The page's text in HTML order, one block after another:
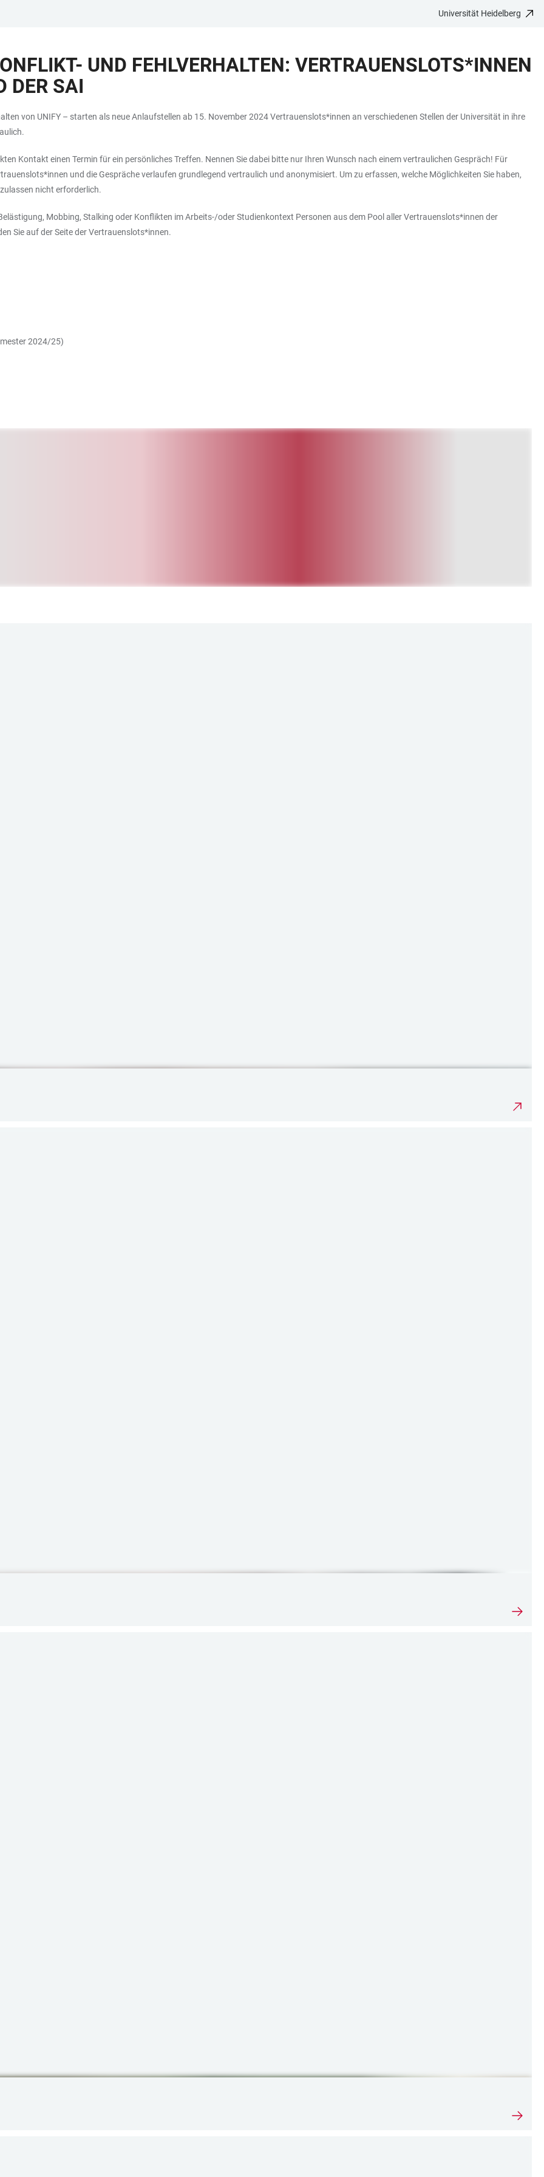
Universität Heidelberg
UND FEHLVERHALTEN: VERTRAUENSLOTS*INNEN
DER SAI
von UNIFY – starten als neue Anlaufstellen ab 15. November 2024 Vertrauenslots*innen an verschiedenen Stellen der Universität in ihre
Kontakt einen Termin für ein persönliches Treffen. Nennen Sie dabei bitte nur Ihren Wunsch nach einem vertraulichen Gespräch! Für
und die Gespräche verlaufen grundlegend vertraulich und anonymisiert. Um zu erfassen, welche Möglichkeiten Sie haben,
nicht erforderlich.
Mobbing, Stalking oder Konflikten im Arbeits-/oder Studienkontext Personen aus dem Pool aller Vertrauenslots*innen der
Sie auf der Seite der Vertrauenslots*innen.
2024/25)